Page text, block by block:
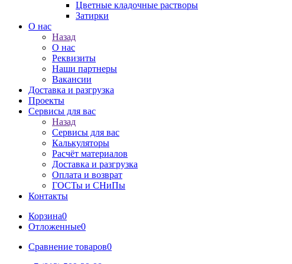
Цветные кладочные растворы
Затирки
О нас
Назад
О нас
Реквизиты
Наши партнеры
Вакансии
Доставка и разгрузка
Проекты
Сервисы для вас
Назад
Сервисы для вас
Калькуляторы
Расчёт материалов
Доставка и разгрузка
Оплата и возврат
ГОСТы и СНиПы
Контакты
Корзина0
Отложенные0
Сравнение товаров0